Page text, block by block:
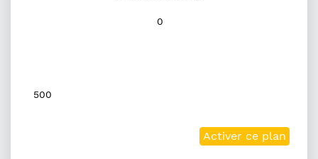
0
500
Activer ce plan